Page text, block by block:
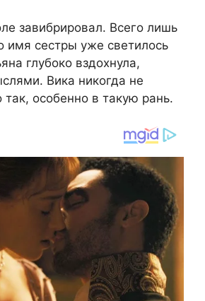
завибрировал. Всего лишь
имя сестры уже светилось
глубоко вздохнула,
Вика никогда не
так, особенно в такую рань.